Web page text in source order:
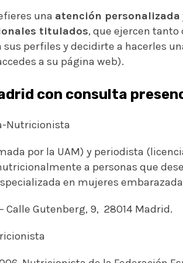
una atención personalizada
titulados, que ejercen
perfiles y decidirte a hacerles
a su página web).
con consulta
Nutricionista
por la UAM) y periodista
a personas que
en mujeres
Calle Gutenberg, 9, 28014 Madrid.